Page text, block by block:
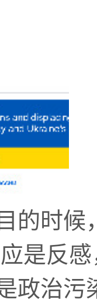
的时候
是反
政治污